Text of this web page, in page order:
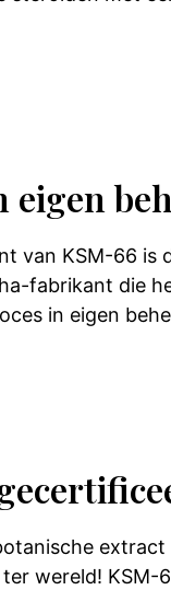
eigen
van KSM-66 is
fabrikant die
in eigen
wereld! KSM-